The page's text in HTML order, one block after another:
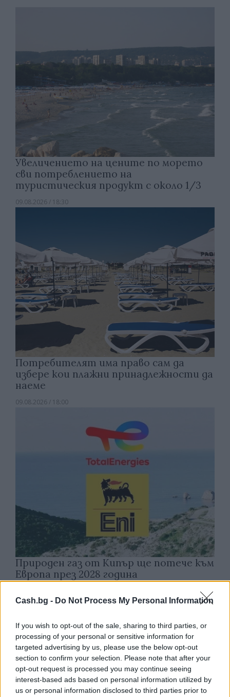
Cash.bg - Do Not Process My Personal Information
If you wish to opt-out of the sale, sharing to third parties, or
processing of your personal or sensitive information for
targeted advertising by us, please use the below opt-out
section to confirm your selection. Please note that after your
opt-out request is processed you may continue seeing
interest-based ads based on personal information utilized by
us or personal information disclosed to third parties prior to
Увеличението на цените по морето
сви потреблението на
туристическия продукт с около 1/3
09.08.2026 / 18:30
Потребителят има право сам да
избере кои плажни принадлежности да
наеме
09.08.2026 / 18:00
Природен газ от Кипър ще потече към
Европа през 2028 година